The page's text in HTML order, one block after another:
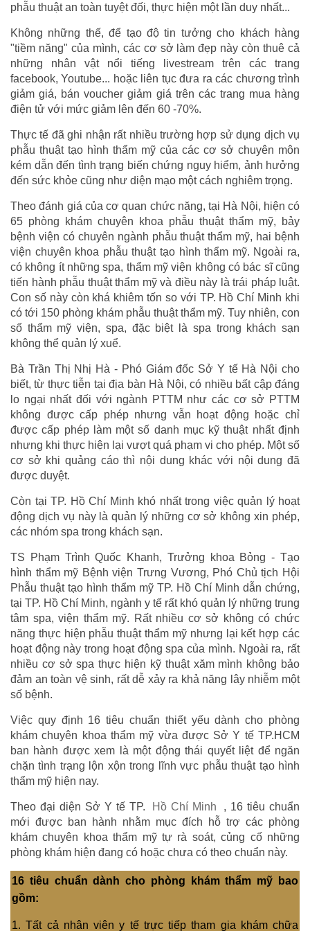
phẫu thuật an toàn tuyệt đối, thực hiện một lần duy nhất...
Không những thế, để tạo độ tin tưởng cho khách hàng
"tiềm năng" của mình, các cơ sở làm đẹp này còn thuê cả
những nhân vật nổi tiếng livestream trên các trang
facebook, Youtube... hoặc liên tục đưa ra các chương trình
giảm giá, bán voucher giảm giá trên các trang mua hàng
điện tử với mức giảm lên đến 60 -70%.
Thực tế đã ghi nhận rất nhiều trường hợp sử dụng dịch vụ
phẫu thuật tạo hình thẩm mỹ của các cơ sở chuyên môn
kém dẫn đến tình trạng biến chứng nguy hiểm, ảnh hưởng
đến sức khỏe cũng như diện mạo một cách nghiêm trọng.
Theo đánh giá của cơ quan chức năng, tại Hà Nội, hiện có
65 phòng khám chuyên khoa phẫu thuật thẩm mỹ, bảy
bệnh viện có chuyên ngành phẫu thuật thẩm mỹ, hai bệnh
viện chuyên khoa phẫu thuật tạo hình thẩm mỹ. Ngoài ra,
có không ít những spa, thẩm mỹ viện không có bác sĩ cũng
tiến hành phẫu thuật thẩm mỹ và điều này là trái pháp luật.
Con số này còn khá khiêm tốn so với TP. Hồ Chí Minh khi
có tới 150 phòng khám phẫu thuật thẩm mỹ. Tuy nhiên, con
số thẩm mỹ viện, spa, đặc biệt là spa trong khách sạn
không thể quản lý xuể.
Bà Trần Thị Nhị Hà - Phó Giám đốc Sở Y tế Hà Nội cho
biết, từ thực tiễn tại địa bàn Hà Nội, có nhiều bất cập đáng
lo ngại nhất đối với ngành PTTM như các cơ sở PTTM
không được cấp phép nhưng vẫn hoạt động hoặc chỉ
được cấp phép làm một số danh mục kỹ thuật nhất định
nhưng khi thực hiện lại vượt quá phạm vi cho phép. Một số
cơ sở khi quảng cáo thì nội dung khác với nội dung đã
được duyệt.
Còn tại TP. Hồ Chí Minh khó nhất trong việc quản lý hoạt
động dịch vụ này là quản lý những cơ sở không xin phép,
các nhóm spa trong khách sạn.
TS Phạm Trình Quốc Khanh, Trưởng khoa Bỏng - Tạo
hình thẩm mỹ Bệnh viện Trưng Vương, Phó Chủ tịch Hội
Phẫu thuật tạo hình thẩm mỹ TP. Hồ Chí Minh dẫn chứng,
tại TP. Hồ Chí Minh, ngành y tế rất khó quản lý những trung
tâm spa, viện thẩm mỹ. Rất nhiều cơ sở không có chức
năng thực hiện phẫu thuật thẩm mỹ nhưng lại kết hợp các
hoạt động này trong hoạt động spa của mình. Ngoài ra, rất
nhiều cơ sở spa thực hiện kỹ thuật xăm mình không bảo
đảm an toàn vệ sinh, rất dễ xảy ra khả năng lây nhiễm một
số bệnh.
Việc quy định 16 tiêu chuẩn thiết yếu dành cho phòng
khám chuyên khoa thẩm mỹ vừa được Sở Y tế TP.HCM
ban hành được xem là một động thái quyết liệt để ngăn
chặn tình trạng lộn xộn trong lĩnh vực phẫu thuật tạo hình
thẩm mỹ hiện nay.
Theo đại diện Sở Y tế TP. Hồ Chí Minh
, 16 tiêu chuẩn
mới được ban hành nhằm mục đích hỗ trợ các phòng
khám chuyên khoa thẩm mỹ tự rà soát, củng cố những
phòng khám hiện đang có hoặc chưa có theo chuẩn này.
16 tiêu chuẩn dành cho phòng khám thẩm mỹ bao
gồm:
1. Tất cả nhân viên y tế trực tiếp tham gia khám chữa